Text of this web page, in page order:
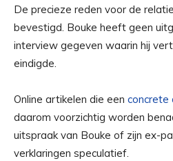
De precieze reden voor de
bevestigd. Bouke heeft geen
interview gegeven waarin hij
eindigde.
Online artikelen die een concrete
daarom voorzichtig worden
uitspraak van Bouke of zijn ex-
verklaringen speculatief.